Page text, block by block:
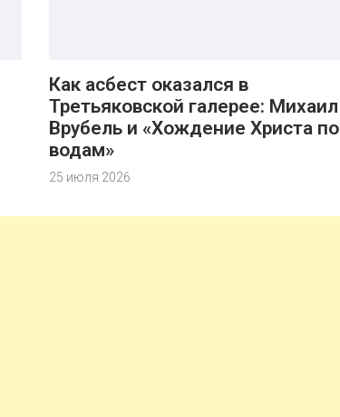
Как асбест оказался в
Третьяковской галерее: Михаил
Врубель и «Хождение Христа по
водам»
25 июля 2026